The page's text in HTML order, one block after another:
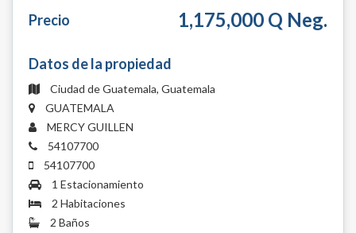
Precio 1,175,000 Q Neg.
Datos de la propiedad
Ciudad de Guatemala, Guatemala
GUATEMALA
MERCY GUILLEN
54107700
54107700
1 Estacionamiento
2 Habitaciones
2 Baños